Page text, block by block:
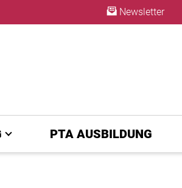
Newsletter
PTA AUSBILDUNG